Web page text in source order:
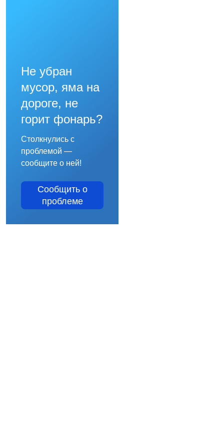
Не убран
мусор, яма на
дороге, не
горит фонарь?
Столкнулись с
проблемой —
сообщите о ней!
Сообщить о
проблеме